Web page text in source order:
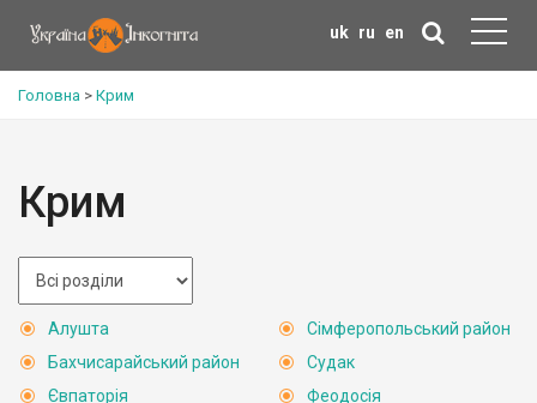
uk ru en
Головна > Крим
Крим
Алушта
Бахчисарайський район
Євпаторія
Сімферопольський район
Судак
Феодосія